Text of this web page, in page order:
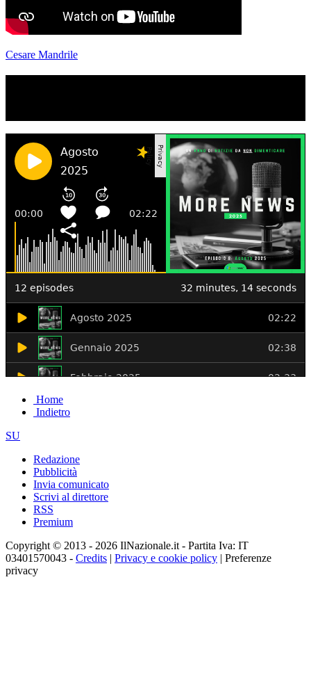
Cesare Mandrile
Home
Indietro
SU
Redazione
Pubblicità
Invia comunicato
Scrivi al direttore
RSS
Premium
Copyright © 2013 - 2026 IlNazionale.it - Partita Iva: IT
03401570043 - Credits | Privacy e cookie policy | Preferenze
privacy